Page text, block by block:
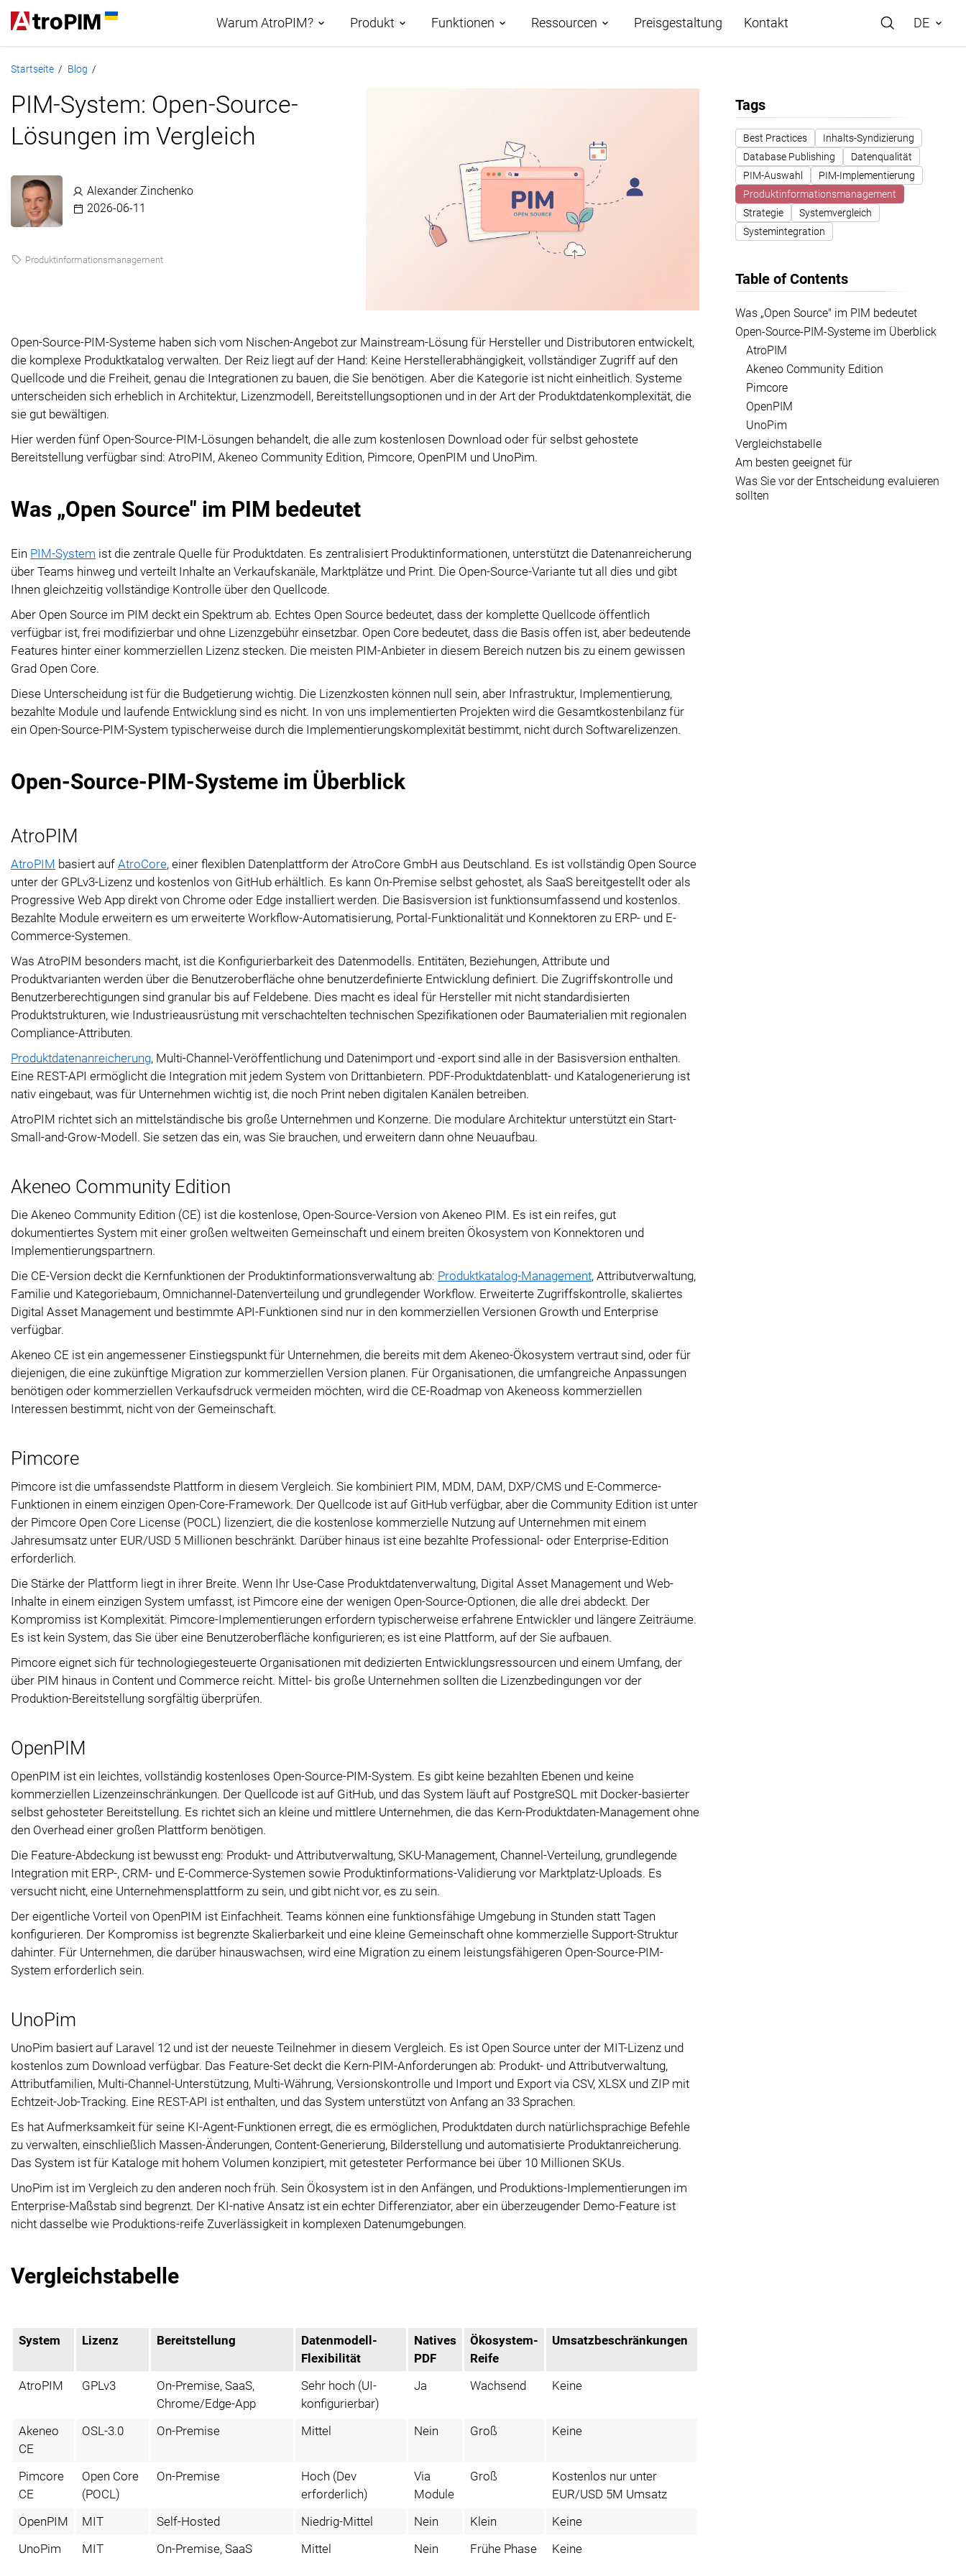
Warum AtroPIM? Produkt
Klassifizierung der
Produktdaten-Syndizierung
Module
Integrationen
Funktionen
Datenverwaltung
Taxonomien
Kanäle und Attribute
Digital Asset Management
Datenexport
Zugriffsverwaltung
Ressourcen
AtroCore Store
Hilfezentrum
Blog
Glossar
Preisgestaltung Kontakt DE
Startseite / Blog /
PIM-System: Open-Source-
Lösungen im Vergleich
Alexander Zinchenko
2026-06-11
Produktinformationsmanagement
Open-Source-PIM-Systeme haben sich vom Nischen-Angebot zur Mainstream-Lösung für Hersteller und Distributoren entwickelt,
die komplexe Produktkatalog verwalten. Der Reiz liegt auf der Hand: Keine Herstellerabhängigkeit, vollständiger Zugriff auf den
Quellcode und die Freiheit, genau die Integrationen zu bauen, die Sie benötigen. Aber die Kategorie ist nicht einheitlich. Systeme
unterscheiden sich erheblich in Architektur, Lizenzmodell, Bereitstellungsoptionen und in der Art der Produktdatenkomplexität, die
sie gut bewältigen.
Hier werden fünf Open-Source-PIM-Lösungen behandelt, die alle zum kostenlosen Download oder für selbst gehostete
Bereitstellung verfügbar sind: AtroPIM, Akeneo Community Edition, Pimcore, OpenPIM und UnoPim.
Was „Open Source" im PIM bedeutet
Ein PIM-System ist die zentrale Quelle für Produktdaten. Es zentralisiert Produktinformationen, unterstützt die Datenanreicherung
über Teams hinweg und verteilt Inhalte an Verkaufskanäle, Marktplätze und Print. Die Open-Source-Variante tut all dies und gibt
Ihnen gleichzeitig vollständige Kontrolle über den Quellcode.
Aber Open Source im PIM deckt ein Spektrum ab. Echtes Open Source bedeutet, dass der komplette Quellcode öffentlich
verfügbar ist, frei modifizierbar und ohne Lizenzgebühr einsetzbar. Open Core bedeutet, dass die Basis offen ist, aber bedeutende
Features hinter einer kommerziellen Lizenz stecken. Die meisten PIM-Anbieter in diesem Bereich nutzen bis zu einem gewissen
Grad Open Core.
Diese Unterscheidung ist für die Budgetierung wichtig. Die Lizenzkosten können null sein, aber Infrastruktur, Implementierung,
bezahlte Module und laufende Entwicklung sind es nicht. In von uns implementierten Projekten wird die Gesamtkostenbilanz für
ein Open-Source-PIM-System typischerweise durch die Implementierungskomplexität bestimmt, nicht durch Softwarelizenzen.
Open-Source-PIM-Systeme im Überblick
AtroPIM
AtroPIM basiert auf AtroCore, einer flexiblen Datenplattform der AtroCore GmbH aus Deutschland. Es ist vollständig Open Source
unter der GPLv3-Lizenz und kostenlos von GitHub erhältlich. Es kann On-Premise selbst gehostet, als SaaS bereitgestellt oder als
Progressive Web App direkt von Chrome oder Edge installiert werden. Die Basisversion ist funktionsumfassend und kostenlos.
Bezahlte Module erweitern es um erweiterte Workflow-Automatisierung, Portal-Funktionalität und Konnektoren zu ERP- und E-
Commerce-Systemen.
Was AtroPIM besonders macht, ist die Konfigurierbarkeit des Datenmodells. Entitäten, Beziehungen, Attribute und
Produktvarianten werden über die Benutzeroberfläche ohne benutzerdefinierte Entwicklung definiert. Die Zugriffskontrolle und
Benutzerberechtigungen sind granular bis auf Feldebene. Dies macht es ideal für Hersteller mit nicht standardisierten
Produktstrukturen, wie Industrieausrüstung mit verschachtelten technischen Spezifikationen oder Baumaterialien mit regionalen
Compliance-Attributen.
Produktdatenanreicherung, Multi-Channel-Veröffentlichung und Datenimport und -export sind alle in der Basisversion enthalten.
Eine REST-API ermöglicht die Integration mit jedem System von Drittanbietern. PDF-Produktdatenblatt- und Katalogenerierung ist
nativ eingebaut, was für Unternehmen wichtig ist, die noch Print neben digitalen Kanälen betreiben.
AtroPIM richtet sich an mittelständische bis große Unternehmen und Konzerne. Die modulare Architektur unterstützt ein Start-
Small-and-Grow-Modell. Sie setzen das ein, was Sie brauchen, und erweitern dann ohne Neuaufbau.
Akeneo Community Edition
Die Akeneo Community Edition (CE) ist die kostenlose, Open-Source-Version von Akeneo PIM. Es ist ein reifes, gut
dokumentiertes System mit einer großen weltweiten Gemeinschaft und einem breiten Ökosystem von Konnektoren und
Implementierungspartnern.
Die CE-Version deckt die Kernfunktionen der Produktinformationsverwaltung ab: Produktkatalog-Management, Attributverwaltung,
Familie und Kategoriebaum, Omnichannel-Datenverteilung und grundlegender Workflow. Erweiterte Zugriffskontrolle, skaliertes
Digital Asset Management und bestimmte API-Funktionen sind nur in den kommerziellen Versionen Growth und Enterprise
verfügbar.
Akeneo CE ist ein angemessener Einstiegspunkt für Unternehmen, die bereits mit dem Akeneo-Ökosystem vertraut sind, oder für
diejenigen, die eine zukünftige Migration zur kommerziellen Version planen. Für Organisationen, die umfangreiche Anpassungen
benötigen oder kommerziellen Verkaufsdruck vermeiden möchten, wird die CE-Roadmap von Akeneoss kommerziellen
Interessen bestimmt, nicht von der Gemeinschaft.
Pimcore
Pimcore ist die umfassendste Plattform in diesem Vergleich. Sie kombiniert PIM, MDM, DAM, DXP/CMS und E-Commerce-
Funktionen in einem einzigen Open-Core-Framework. Der Quellcode ist auf GitHub verfügbar, aber die Community Edition ist unter
der Pimcore Open Core License (POCL) lizenziert, die die kostenlose kommerzielle Nutzung auf Unternehmen mit einem
Jahresumsatz unter EUR/USD 5 Millionen beschränkt. Darüber hinaus ist eine bezahlte Professional- oder Enterprise-Edition
erforderlich.
Die Stärke der Plattform liegt in ihrer Breite. Wenn Ihr Use-Case Produktdatenverwaltung, Digital Asset Management und Web-
Inhalte in einem einzigen System umfasst, ist Pimcore eine der wenigen Open-Source-Optionen, die alle drei abdeckt. Der
Kompromiss ist Komplexität. Pimcore-Implementierungen erfordern typischerweise erfahrene Entwickler und längere Zeiträume.
Es ist kein System, das Sie über eine Benutzeroberfläche konfigurieren; es ist eine Plattform, auf der Sie aufbauen.
Pimcore eignet sich für technologiegesteuerte Organisationen mit dedizierten Entwicklungsressourcen und einem Umfang, der
über PIM hinaus in Content und Commerce reicht. Mittel- bis große Unternehmen sollten die Lizenzbedingungen vor der
Produktion-Bereitstellung sorgfältig überprüfen.
OpenPIM
OpenPIM ist ein leichtes, vollständig kostenloses Open-Source-PIM-System. Es gibt keine bezahlten Ebenen und keine
kommerziellen Lizenzeinschränkungen. Der Quellcode ist auf GitHub, und das System läuft auf PostgreSQL mit Docker-basierter
selbst gehosteter Bereitstellung. Es richtet sich an kleine und mittlere Unternehmen, die das Kern-Produktdaten-Management ohne
den Overhead einer großen Plattform benötigen.
Die Feature-Abdeckung ist bewusst eng: Produkt- und Attributverwaltung, SKU-Management, Channel-Verteilung, grundlegende
Integration mit ERP-, CRM- und E-Commerce-Systemen sowie Produktinformations-Validierung vor Marktplatz-Uploads. Es
versucht nicht, eine Unternehmensplattform zu sein, und gibt nicht vor, es zu sein.
Der eigentliche Vorteil von OpenPIM ist Einfachheit. Teams können eine funktionsfähige Umgebung in Stunden statt Tagen
konfigurieren. Der Kompromiss ist begrenzte Skalierbarkeit und eine kleine Gemeinschaft ohne kommerzielle Support-Struktur
dahinter. Für Unternehmen, die darüber hinauswachsen, wird eine Migration zu einem leistungsfähigeren Open-Source-PIM-
System erforderlich sein.
UnoPim
UnoPim basiert auf Laravel 12 und ist der neueste Teilnehmer in diesem Vergleich. Es ist Open Source unter der MIT-Lizenz und
kostenlos zum Download verfügbar. Das Feature-Set deckt die Kern-PIM-Anforderungen ab: Produkt- und Attributverwaltung,
Attributfamilien, Multi-Channel-Unterstützung, Multi-Währung, Versionskontrolle und Import und Export via CSV, XLSX und ZIP mit
Echtzeit-Job-Tracking. Eine REST-API ist enthalten, und das System unterstützt von Anfang an 33 Sprachen.
Es hat Aufmerksamkeit für seine KI-Agent-Funktionen erregt, die es ermöglichen, Produktdaten durch natürlichsprachige Befehle
zu verwalten, einschließlich Massen-Änderungen, Content-Generierung, Bilderstellung und automatisierte Produktanreicherung.
Das System ist für Kataloge mit hohem Volumen konzipiert, mit getesteter Performance bei über 10 Millionen SKUs.
UnoPim ist im Vergleich zu den anderen noch früh. Sein Ökosystem ist in den Anfängen, und Produktions-Implementierungen im
Enterprise-Maßstab sind begrenzt. Der KI-native Ansatz ist ein echter Differenziator, aber ein überzeugender Demo-Feature ist
nicht dasselbe wie Produktions-reife Zuverlässigkeit in komplexen Datenumgebungen.
Vergleichstabelle
System Lizenz Bereitstellung
Datenmodell-
Flexibilität
Natives
PDF
Ökosystem-
Reife
Umsatzbeschränkungen
AtroPIM GPLv3
On-Premise, SaaS,
Chrome/Edge-App
Sehr hoch (UI-
konfigurierbar)
Ja Wachsend Keine
Akeneo
CE
OSL-3.0 On-Premise Mittel Nein Groß Keine
Pimcore
CE
Open Core
(POCL)
On-Premise
Hoch (Dev
erforderlich)
Via
Module
Groß
Kostenlos nur unter
EUR/USD 5M Umsatz
OpenPIM
MIT Self-Hosted Niedrig-Mittel Nein Klein
Keine
UnoPim
MIT On-Premise, SaaS Mittel Nein Frühe Phase Keine
Tags
Best Practices
Inhalts-Syndizierung
Database Publishing
Datenqualität
PIM-Auswahl
PIM-Implementierung
Produktinformationsmanagement
Strategie
Systemvergleich
Systemintegration
Table of Contents
Was „Open Source" im PIM bedeutet
Open-Source-PIM-Systeme im Überblick
AtroPIM
Akeneo Community Edition
Pimcore
OpenPIM
UnoPim
Vergleichstabelle
Am besten geeignet für
Was Sie vor der Entscheidung evaluieren
sollten